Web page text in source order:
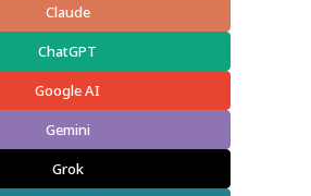
Claude
ChatGPT
Google AI
Gemini
Grok